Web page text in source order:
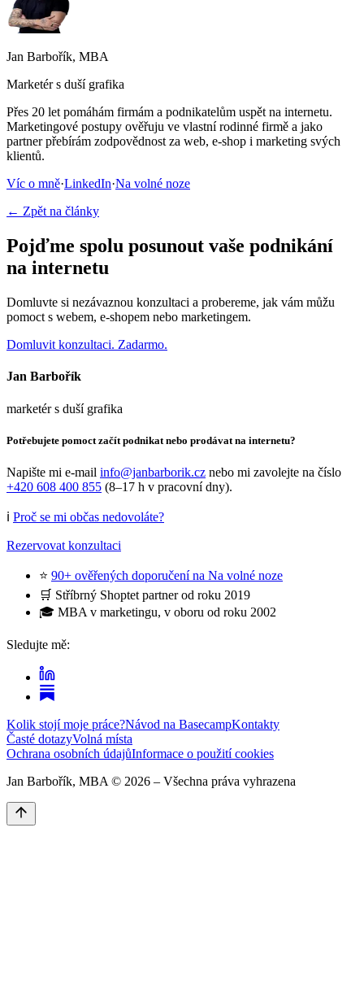
Jan Barbořík, MBA
Marketér s duší grafika
Přes 20 let pomáhám firmám a podnikatelům uspět na internetu.
Marketingové postupy ověřuju ve vlastní rodinné firmě a jako
partner přebírám zodpovědnost za web, e-shop i marketing svých
klientů.
Víc o mně·LinkedIn·Na volné noze
← Zpět na články
Pojďme spolu posunout vaše podnikání
na internetu
Domluvte si nezávaznou konzultaci a probereme, jak vám můžu
pomoct s webem, e-shopem nebo marketingem.
Domluvit konzultaci. Zadarmo.
Jan Barbořík
marketér s duší grafika
Potřebujete pomoct začít podnikat nebo prodávat na internetu?
Napište mi e-mail info@janbarborik.cz nebo mi zavolejte na číslo
+420 608 400 855 (8–17 h v pracovní dny).
ℹ️ Proč se mi občas nedovoláte?
Rezervovat konzultaci
⭐ 90+ ověřených doporučení na Na volné noze
🛒 Stříbrný Shoptet partner od roku 2019
🎓 MBA v marketingu, v oboru od roku 2002
Sledujte mě:
Kolik stojí moje práce?Návod na BasecampKontakty
Časté dotazyVolná místa
Ochrana osobních údajůInformace o použití cookies
Jan Barbořík, MBA © 2026 – Všechna práva vyhrazena